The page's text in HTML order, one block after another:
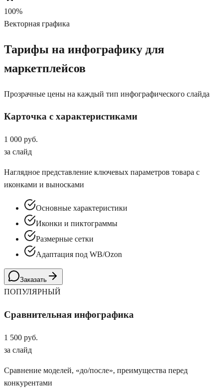
100%
Векторная графика
Тарифы на инфографику для
маркетплейсов
Прозрачные цены на каждый тип инфографического слайда
Карточка с характеристиками
1 000 руб.
за слайд
Наглядное представление ключевых параметров товара с
иконками и выносками
Основные характеристики
Иконки и пиктограммы
Размерные сетки
Адаптация под WB/Ozon
Заказать
ПОПУЛЯРНЫЙ
Сравнительная инфографика
1 500 руб.
за слайд
Сравнение моделей, «до/после», преимущества перед
конкурентами